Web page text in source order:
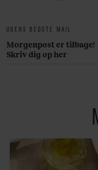
UGENS BEDSTE MAIL
Morgenpost er tilbage!
Skriv dig op her